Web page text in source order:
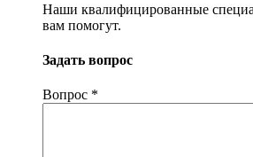
Наши квалифицированные
вам помогут.
Задать вопрос
Вопрос *